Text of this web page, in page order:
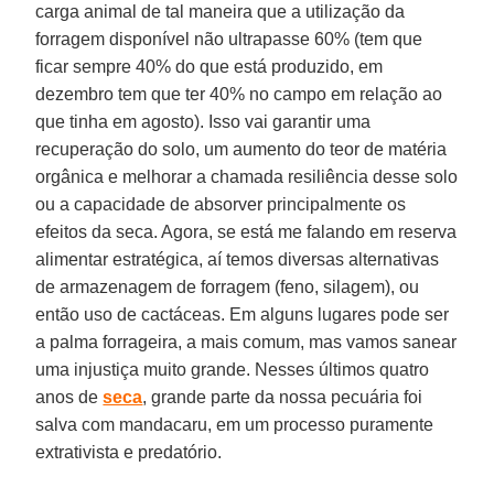
carga animal de tal maneira que a utilização da
forragem disponível não ultrapasse 60% (tem que
ficar sempre 40% do que está produzido, em
dezembro tem que ter 40% no campo em relação ao
que tinha em agosto). Isso vai garantir uma
recuperação do solo, um aumento do teor de matéria
orgânica e melhorar a chamada resiliência desse solo
ou a capacidade de absorver principalmente os
efeitos da seca. Agora, se está me falando em reserva
alimentar estratégica, aí temos diversas alternativas
de armazenagem de forragem (feno, silagem), ou
então uso de cactáceas. Em alguns lugares pode ser
a palma forrageira, a mais comum, mas vamos sanear
uma injustiça muito grande. Nesses últimos quatro
anos deseca, grande parte da nossa pecuária foi
salva com mandacaru, em um processo puramente
extrativista e predatório.